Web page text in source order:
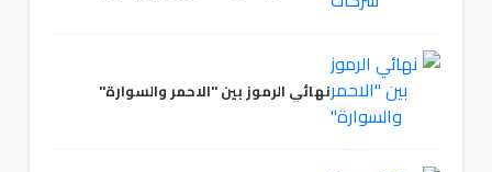
نهائي الرموز بين "الاحمر والسوارة"